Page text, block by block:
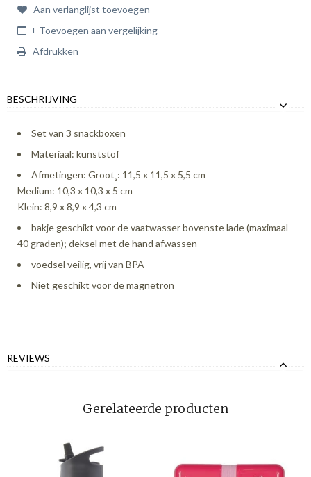
Aan verlanglijst toevoegen
+ Toevoegen aan vergelijking
Afdrukken
BESCHRIJVING
Set van 3 snackboxen
Materiaal: kunststof
Afmetingen: Groot ¸: 11,5 x 11,5 x 5,5 cm
Medium: 10,3 x 10,3 x 5 cm
Klein: 8,9 x 8,9 x 4,3 cm
bakje geschikt voor de vaatwasser bovenste lade (maximaal
40 graden); deksel met de hand afwassen
voedsel veilig, vrij van BPA
Niet geschikt voor de magnetron
REVIEWS
Gerelateerde producten